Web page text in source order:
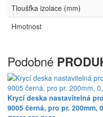
Tloušťka izolace (mm)
Hmotnost
Podobné
Krycí deska nastavitelná
9005 černá, pro pr. 200mm,